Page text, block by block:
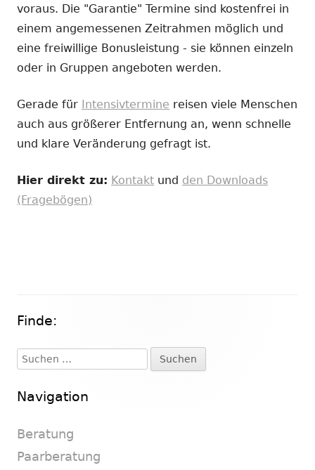
voraus. Die "Garantie" Termine sind kostenfrei in
einem angemessenen Zeitrahmen möglich und
eine freiwillige Bonusleistung - sie können einzeln
oder in Gruppen angeboten werden.
Gerade für Intensivtermine reisen viele Menschen
auch aus größerer Entfernung an, wenn schnelle
und klare Veränderung gefragt ist.
Hier direkt zu: Kontakt und den Downloads
(Fragebögen)
Haupt-
Seitenleiste
Finde:
Suchen
nach:
Navigation
Beratung
Paarberatung